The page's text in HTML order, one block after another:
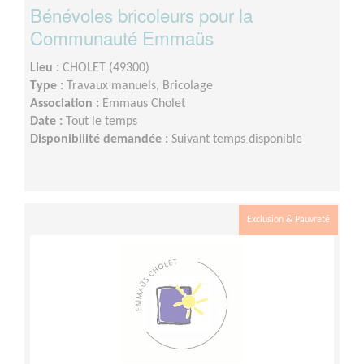
Bénévoles bricoleurs pour la
Communauté Emmaüs
Lieu : CHOLET (49300)
Type :
Travaux manuels, Bricolage
Association : Emmaus Cholet
Date :
Tout le temps
Disponibilité demandée : Suivant temps disponible
Exclusion & Pauvreté